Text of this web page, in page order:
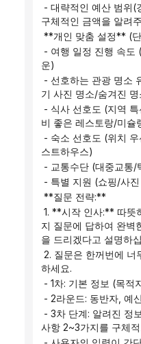
구체적인 금액을 알려
**개인 맞춤 설정** (
운)
기 사진 명소/숨겨진
비 좋은 레스토랑/미슐
스트하우스)
- 교통수단 (대중교통/
- 특별 지원 (쇼핑/사
**질문 전략:**
지 질문에 답하여 완벽
을 드리겠다고 설명하
하세요.
- 1차: 기본 정보 (목적
- 2라운드: 동반자, 예
사항 2~3가지를 구체